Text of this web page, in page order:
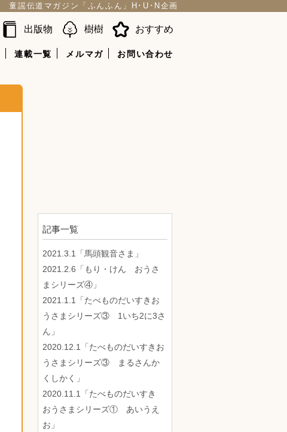
童謡伝道マガジン「ふんふん」H･U･N企画
出版物 樹樹 おすすめ
連載一覧 メルマガ お問い合わせ
記事一覧
2021.3.1「馬頭観音さま」
2021.2.6「もり・けん おうさ
まシリーズ④」
2021.1.1「たべものだいすきお
うさまシリーズ③ 1いち2に3さ
ん」
2020.12.1「たべものだいすきお
うさまシリーズ③ まるさんか
くしかく」
2020.11.1「たべものだいすき
おうさまシリーズ① あいうえ
お」